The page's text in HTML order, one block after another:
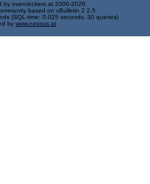
by overclockers.at 2000-2026
based on vBulletin 2.2.5
(SQL-time: 0.025 seconds, 30 queries)
by www.nessus.at